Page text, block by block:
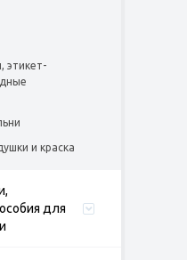
этикет-
и краска
для